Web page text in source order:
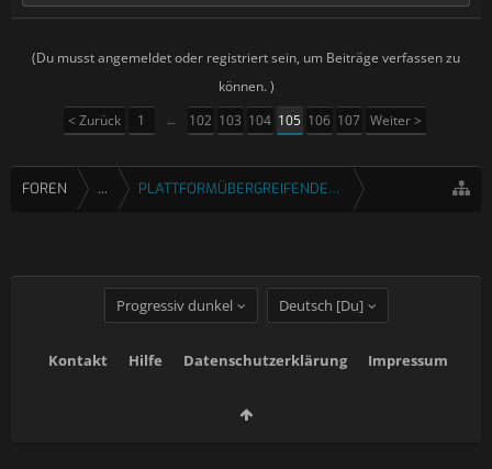
(Du musst angemeldet oder registriert sein, um Beiträge verfassen zu
können. )
< Zurück
1 ← 102 103 104 105 106 107 Weiter >
FOREN ... PLATTFORMÜBERGREIFENDE SPIELE
Progressiv dunkel Deutsch [Du]
Kontakt Hilfe Datenschutzerklärung Impressum